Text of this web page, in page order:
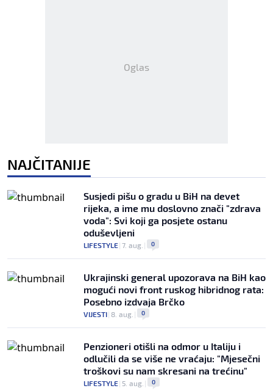
Oglas
NAJČITANIJE
Susjedi pišu o gradu u BiH na devet
rijeka, a ime mu doslovno znači "zdrava
voda": Svi koji ga posjete ostanu
oduševljeni
LIFESTYLE| 7. aug. | 0
Ukrajinski general upozorava na BiH kao
mogući novi front ruskog hibridnog rata:
Posebno izdvaja Brčko
VIJESTI| 8. aug. | 0
Penzioneri otišli na odmor u Italiju i
odlučili da se više ne vraćaju: "Mjesečni
troškovi su nam skresani na trećinu"
LIFESTYLE| 5. aug. | 0